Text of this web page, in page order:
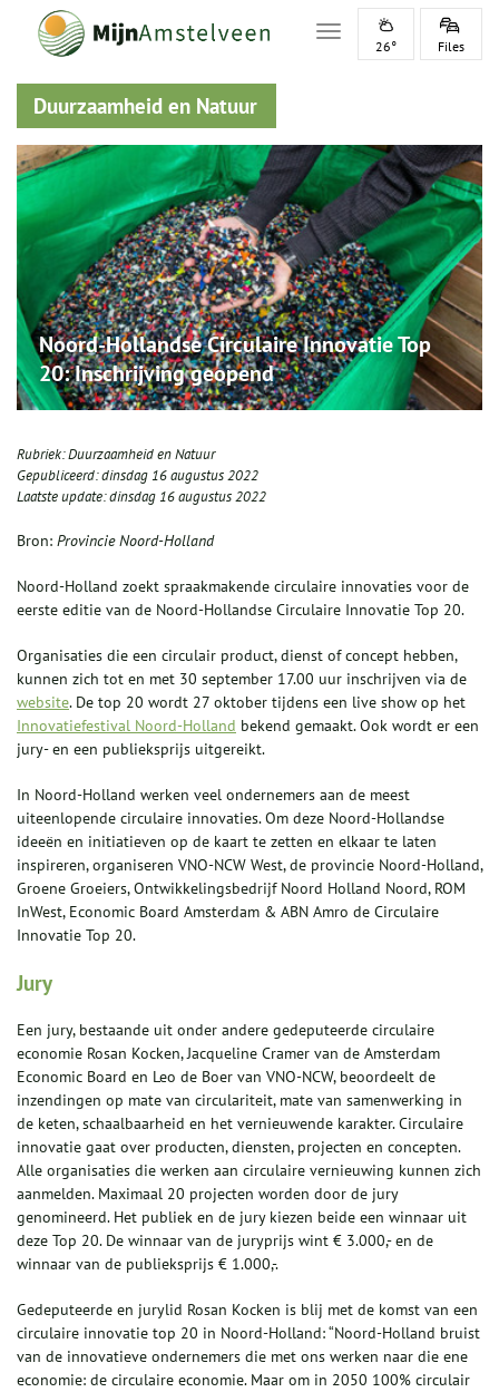
Toggle navigation
26° Files
Duurzaamheid en Natuur
Noord-Hollandse Circulaire Innovatie Top
20: Inschrijving geopend
Rubriek:Duurzaamheid en Natuur
Gepubliceerd:dinsdag 16 augustus 2022
Laatste update:dinsdag 16 augustus 2022
Bron: Provincie Noord-Holland
Noord-Holland zoekt spraakmakende circulaire innovaties voor de
eerste editie van de Noord-Hollandse Circulaire Innovatie Top 20.
Organisaties die een circulair product, dienst of concept hebben,
kunnen zich tot en met 30 september 17.00 uur inschrijven via de
website. De top 20 wordt 27 oktober tijdens een live show op het
Innovatiefestival Noord-Holland bekend gemaakt. Ook wordt er een
jury- en een publieksprijs uitgereikt.
In Noord-Holland werken veel ondernemers aan de meest
uiteenlopende circulaire innovaties. Om deze Noord-Hollandse
ideeën en initiatieven op de kaart te zetten en elkaar te laten
inspireren, organiseren VNO-NCW West, de provincie Noord-Holland,
Groene Groeiers, Ontwikkelingsbedrijf Noord Holland Noord, ROM
InWest, Economic Board Amsterdam & ABN Amro de Circulaire
Innovatie Top 20.
Jury
Een jury, bestaande uit onder andere gedeputeerde circulaire
economie Rosan Kocken, Jacqueline Cramer van de Amsterdam
Economic Board en Leo de Boer van VNO-NCW, beoordeelt de
inzendingen op mate van circulariteit, mate van samenwerking in
de keten, schaalbaarheid en het vernieuwende karakter. Circulaire
innovatie gaat over producten, diensten, projecten en concepten.
Alle organisaties die werken aan circulaire vernieuwing kunnen zich
aanmelden. Maximaal 20 projecten worden door de jury
genomineerd. Het publiek en de jury kiezen beide een winnaar uit
deze Top 20. De winnaar van de juryprijs wint € 3.000,- en de
winnaar van de publieksprijs € 1.000,-.
Gedeputeerde en jurylid Rosan Kocken is blij met de komst van een
circulaire innovatie top 20 in Noord-Holland: “Noord-Holland bruist
van de innovatieve ondernemers die met ons werken naar die ene
economie: de circulaire economie. Maar om in 2050 100% circulair